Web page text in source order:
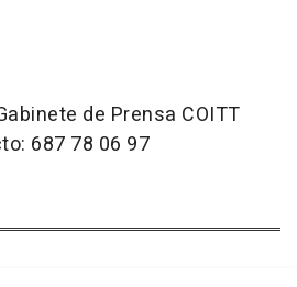
de Prensa COITT
687 78 06 97